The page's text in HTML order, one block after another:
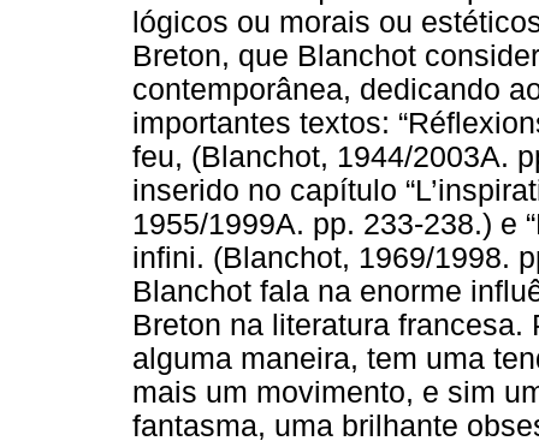
lógicos ou morais ou
Breton, que Blanchot
contemporânea, dedicando
importantes textos:
feu, (Blanchot, 1944/2003A.
inserido no capítulo
1955/1999A. pp. 233-238.) e
infini. (Blanchot, 1969/1998.
Blanchot fala na enorme
Breton na literatura
alguma maneira, tem uma
mais um movimento, e sim
fantasma, uma brilhante